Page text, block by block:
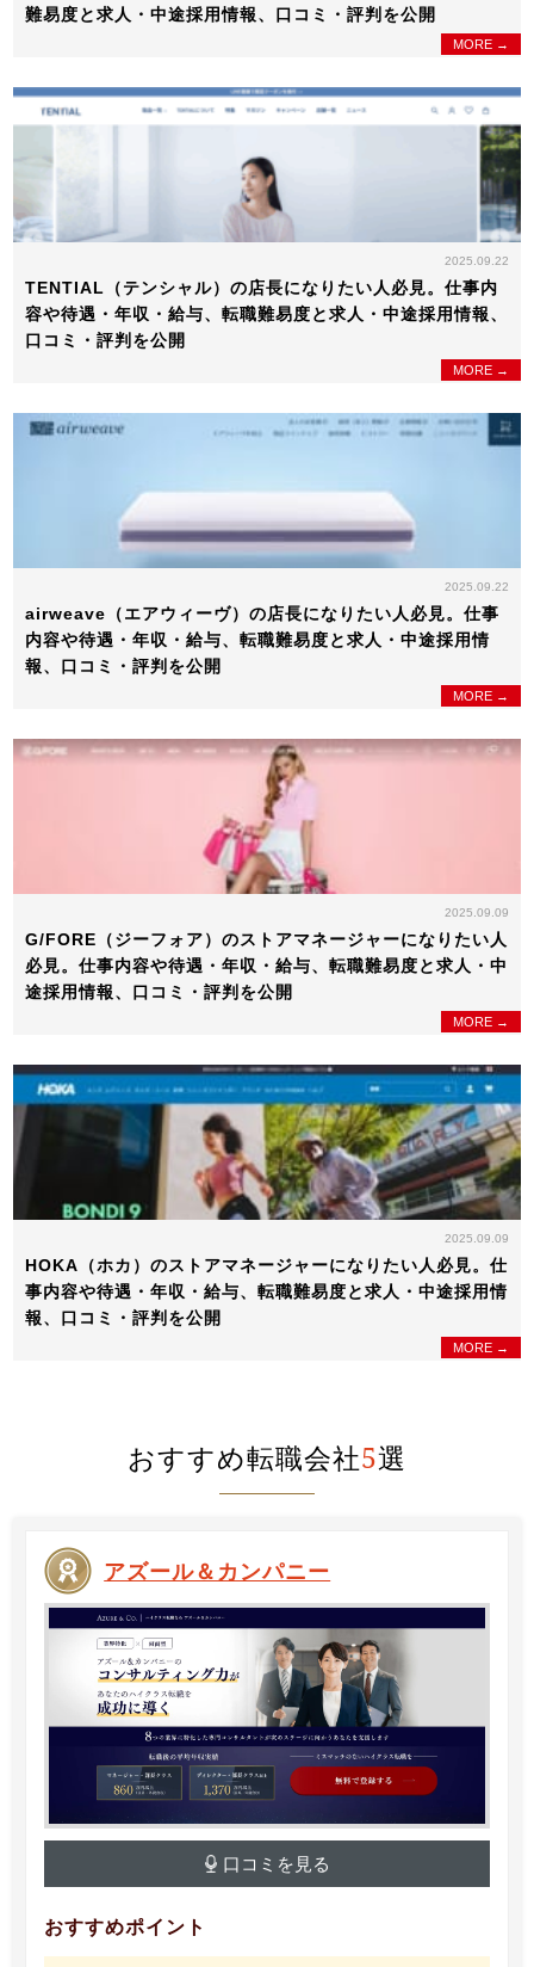
難易度と求人・中途採用情報、口コミ・評判を公開
MORE →
2025.09.22
TENTIAL（テンシャル）の店長になりたい人必見。仕事内
容や待遇・年収・給与、転職難易度と求人・中途採用情報、
口コミ・評判を公開
MORE →
2025.09.22
airweave（エアウィーヴ）の店長になりたい人必見。仕事
内容や待遇・年収・給与、転職難易度と求人・中途採用情
報、口コミ・評判を公開
MORE →
2025.09.09
G/FORE（ジーフォア）のストアマネージャーになりたい人
必見。仕事内容や待遇・年収・給与、転職難易度と求人・中
途採用情報、口コミ・評判を公開
MORE →
2025.09.09
HOKA（ホカ）のストアマネージャーになりたい人必見。仕
事内容や待遇・年収・給与、転職難易度と求人・中途採用情
報、口コミ・評判を公開
MORE →
おすすめ転職会社5選
アズール＆カンパニー
口コミを見る
おすすめポイント